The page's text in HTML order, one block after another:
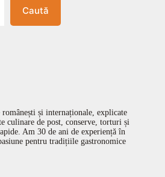
Caută
și internaționale, explicate
culinare de post, conserve, torturi și
Am 30 de ani de experiență în
pentru tradițiile gastronomice